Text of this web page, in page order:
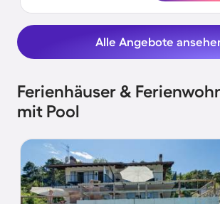
Alle Angebote
Ferienhäuser &
mit Pool